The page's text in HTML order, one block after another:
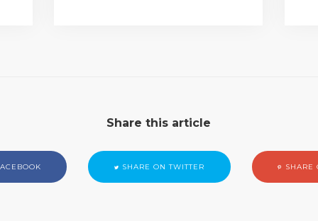
Share this article
SHARE ON TWITTER SHARE